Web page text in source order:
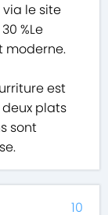
le site
%Le
moderne.
est
plats
sont
10